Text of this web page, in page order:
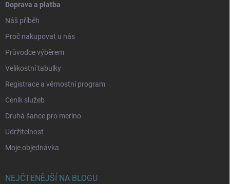
Doprava a platba
Náš příběh
Proč nakupovat u nás
Průvodce výběrem
Velikostní tabulky
Registrace a věrnostní program
Ceník služeb
Druhá šance pro merino
Udržitelnost
Moje objednávka
NEJČTENĚJŠÍ NA BLOGU